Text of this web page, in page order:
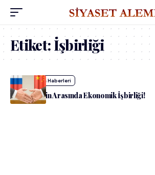
Etiket:İşbirliği
admin Dünya Haberleri
Rusya İle Çin Arasında Ekonomik İşbirliği!